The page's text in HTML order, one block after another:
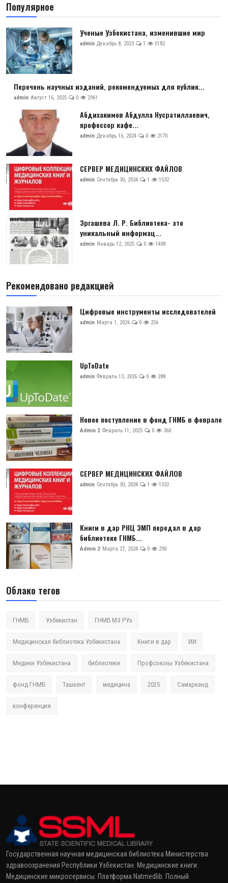
Антикоррупция
Русский
Популярное
Ученые Узбекистана, изменившие мир
admin Декабрь 8, 2023 1 5182
Перечень научных изданий, рекомендуемых для публик...
admin Август 16, 2025 0 2961
Абдихакимов Абдулла Нусратиллаевич,
профессор кафе...
admin Декабрь 16, 2024 0 2170
СЕРВЕР МЕДИЦИНСКИХ ФАЙЛОВ
admin Сентябрь 30, 2024 1 1532
Эргашева Л. Р. Библиотека- это
уникальный информац...
admin Январь 12, 2025 0 1408
Рекомендовано редакцией
Цифровые инструменты исследователей
admin Марта 1, 2026 0 256
UpToDate
admin Февраль 13, 2026 0 288
Новое поступление в фонд ГНМБ в феврале
Admin 2 Февраль 11, 2025 0 360
СЕРВЕР МЕДИЦИНСКИХ ФАЙЛОВ
admin Сентябрь 30, 2024 1 1532
Книги в дар РНЦ ЭМП передал в дар
библиотеке ГНМБ...
Admin 2 Марта 27, 2024 0 290
Облако тегов
ГНМБ Узбекистан ГНМБ МЗ РУз
Медицинская библиотека Узбекистана Книги в дар ИИ
Медики Узбекистана библиотеки Профсоюзы Узбекистана
фонд ГНМБ Ташкент медицина 2025 Самарканд
конференция
Государственная научная медицинская библиотека Министерства
здравоохранения Республики Узбекистан. Медицинские книги.
Медицинские микросервисы. Платформа Natmedlib. Полный